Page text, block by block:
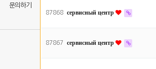
87868 сервисный центр
87867 сервисный центр
문의하기